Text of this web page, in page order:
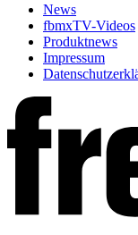
News
fbmxTV-Videos
Produktnews
Impressum